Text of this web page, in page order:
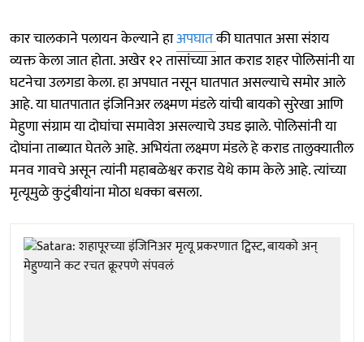
कार चालकाने पलायन केल्याने हाअपघातकी घातपात असा संशय
व्यक्त केला जात होता. अखेर १२ तासांच्या आत कराड शहर पोलिसांनी या
घटनेचा उलगडा केला. हा अपघात नसून घातपात असल्याचे समोर आले
आहे. या घातपातात इंजिनिअर लक्ष्मण मंडले यांची बायको सुरेखा आणि
मेहुणा संग्राम या दोघांचा समावेश असल्याचे उघड झाले. पोलिसांनी या
दोघांना ताब्यात घेतले आहे. अभियंता लक्ष्मण मंडले हे कराड तालुक्यातील
मनव गावचे असून त्यांनी महाबळेश्वर कराड येथे काम केले आहे. त्यांच्या
मृत्यूमुळे कुटुंबीयांना मोठा धक्का बसला.